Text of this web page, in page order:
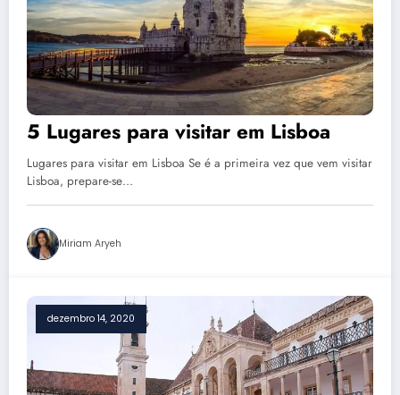
5 Lugares para visitar em Lisboa
Lugares para visitar em Lisboa Se é a primeira vez que vem visitar
Lisboa, prepare-se…
Miriam Aryeh
dezembro 14, 2020